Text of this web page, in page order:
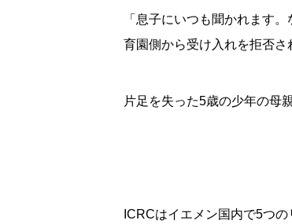
「息子にいつも聞かれます
育園側から受け入れを拒否さ
片足を失った5歳の少年の母
ICRCはイエメン国内で5つ